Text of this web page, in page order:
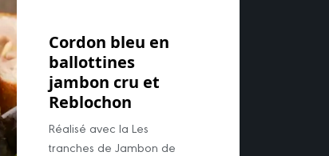
Cordon bleu en
ballottines
jambon cru et
Reblochon
Réalisé avec la Les
tranches de Jambon de